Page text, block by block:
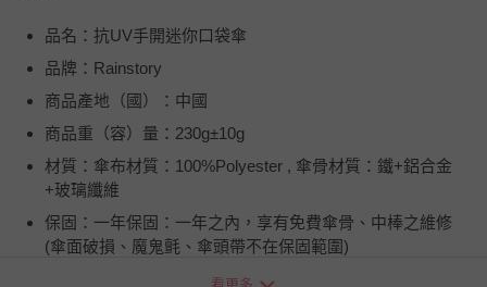
品名：抗UV手開迷你口袋傘
品牌：Rainstory
商品產地（國）：中國
商品重（容）量：230g±10g
材質：傘布材質：100%Polyester , 傘骨材質：鐵+鋁合金
+玻璃纖維
保固：一年保固：一年之內，享有免費傘骨、中棒之維修
(傘面破損、魔鬼氈、傘頭帶不在保固範圍)
詳細尺寸：160mm * 50mm * 50mm